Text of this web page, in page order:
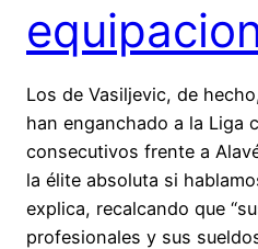
Los de Vasiljevic, de
han enganchado a la Liga
consecutivos frente a
la élite absoluta si
explica, recalcando que
profesionales y sus